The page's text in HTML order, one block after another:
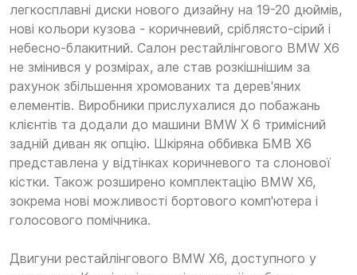
легкосплавні диски нового дизайну на 19-20 дюймів,
нові кольори кузова - коричневий, сріблясто-сірий і
небесно-блакитний. Салон рестайлінгового BMW X6
не змінився у розмірах, але став розкішнішим за
рахунок збільшення хромованих та дерев'яних
елементів. Виробники прислухалися до побажань
клієнтів та додали до машини BMW X 6 тримісний
задній диван як опцію. Шкіряна оббивка БМВ Х6
представлена у відтінках коричневого та слонової
кістки. Також розширено комплектацію BMW X6,
зокрема нові можливості бортового комп'ютера і
голосового помічника.
Двигуни рестайлінгового BMW X6, доступного у